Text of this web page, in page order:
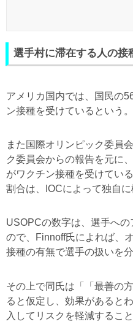
選手村に滞在する人の接
アメリカ国内では、国民の
ン接種を受けているという。
また国際オリンピック委員
ク委員会からの報告を元に
がワクチン接種を受けてい
割合は、IOCによって独自に
USOPCの数字は、選手へ
ので、Finnoff氏によれば、
接種の有無で選手の扱いを
その上で同氏は「「最善の
ると仮定し、効果があると
入してリスクを軽減するこ